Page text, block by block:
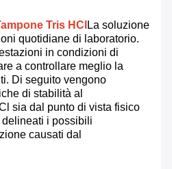
Tris HCl La soluzione
quotidiane di laboratorio.
in condizioni di
a controllare meglio la
Di seguito vengono
di stabilità al
sia dal punto di vista fisico
i possibili
causati dal